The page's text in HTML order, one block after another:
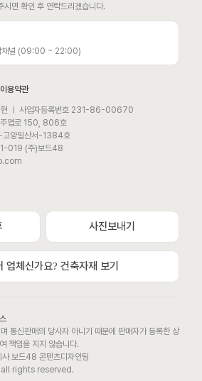
시면 확인 후 연락드리겠습니다.
채널 (09:00 ~ 22:00)
용약관
현 ㅣ 사업자등록번호 231-86-00670
주엽로 150, 806호
고양일산서-1384호
019 (주)보드48
사진보내기
업체신가요? 건축자재 보기
통신판매의 당사자 아니기 때문에 판매자가 등록한 상
책임을 지지 않습니다.
보드48 콘텐츠디자인팀
rights reserved.
상담채널 (09:00 ~ 22:00)
자메시지로 문의하기
또는